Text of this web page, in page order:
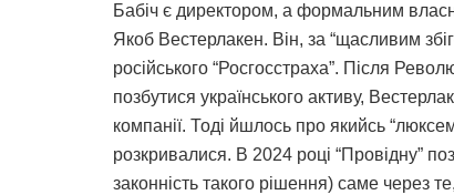
Бабіч є директором, а формальним
Якоб Вестерлакен. Він, за “щасливим
російського “Росгосстраха”. Після
позбутися українського активу,
компанії. Тоді йшлось про якийсь
розкривалися. В 2024 році “Провідну”
законність такого рішення) саме через